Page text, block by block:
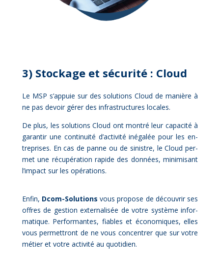
3) Sto­ckage et sé­cu­ri­té : Cloud
Le MSP s’appuie sur des so­lu­tions Cloud de ma­nière à
ne pas de­voir gé­rer des in­fra­struc­tures lo­cales.
De plus, les so­lu­tions Cloud ont mon­tré leur ca­pa­ci­té à
ga­ran­tir une conti­nui­té d’ac­ti­vi­té in­éga­lée pour les en­
tre­prises. En cas de panne ou de si­nistre, le Cloud per­
met une ré­cu­pé­ra­tion ra­pide des don­nées, mi­ni­mi­sant
l’im­pact sur les opé­ra­tions.
En­fin, Dcom-So­lu­tions vous pro­pose de dé­cou­vrir ses
offres de ges­tion ex­ter­na­li­sée de votre sys­tème in­for­
ma­tique. Per­for­mantes, fiables et éco­no­miques, elles
vous per­met­tront de ne vous concen­trer que sur votre
mé­tier et votre ac­ti­vi­té au quo­ti­dien.